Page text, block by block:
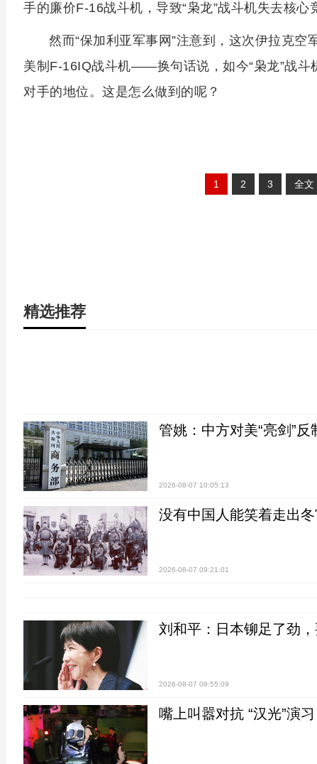
手的廉价F-16战斗机，导致“枭龙”战斗机失去核心
然而“保加利亚军事网”注意到，这次伊拉克空
美制F-16IQ战斗机——换句话说，如今“枭龙”战斗
对手的地位。这是怎么做到的呢？
1 2 3 全文
精选推荐
管姚：中方对美“亮剑”
2026-08-07 10:05:13
没有中国人能笑着走出
2026-08-07 09:21:01
刘和平：日本铆足了劲
2026-08-07 09:55:09
嘴上叫嚣对抗 “汉光”演